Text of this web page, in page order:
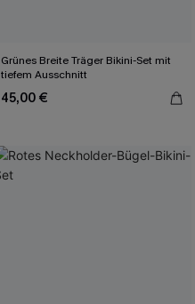
Grünes Breite Träger Bikini-Set mit
tiefem Ausschnitt
45,00 €